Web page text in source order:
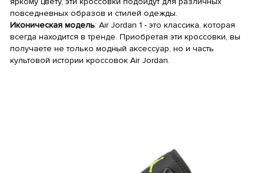
повседневных образов и стилей одежды.
Иконическая модель: Air Jordan 1 - это классика, которая
всегда находится в тренде. Приобретая эти кроссовки, вы
получаете не только модный аксессуар, но и часть
культовой истории кроссовок Air Jordan.